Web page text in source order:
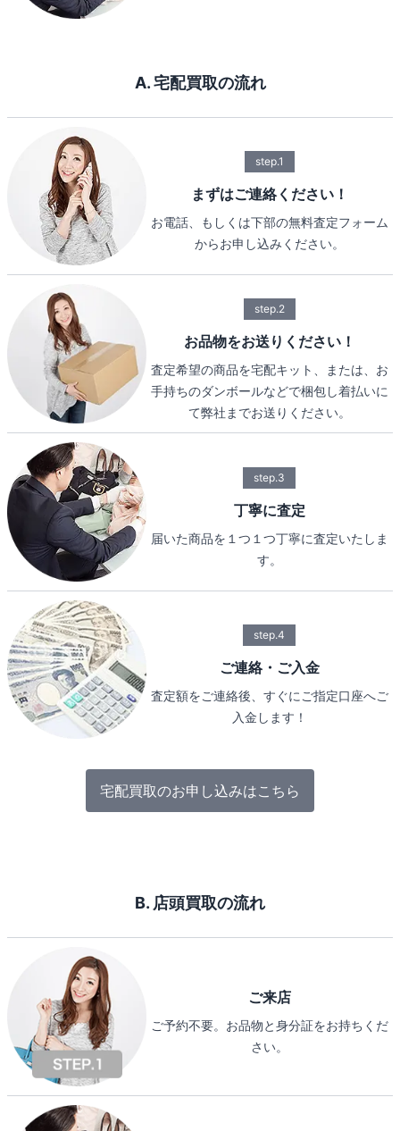
A. 宅配買取の流れ
step.1
まずはご連絡ください！
お電話、もしくは下部の無料査定フォーム
からお申し込みください。
step.2
お品物をお送りください！
査定希望の商品を宅配キット、または、お
手持ちのダンボールなどで梱包し着払いに
て弊社までお送りください。
step.3
丁寧に査定
届いた商品を１つ１つ丁寧に査定いたしま
す。
step.4
ご連絡・ご入金
査定額をご連絡後、すぐにご指定口座へご
入金します！
宅配買取のお申し込みはこちら
B. 店頭買取の流れ
ご来店
ご予約不要。お品物と身分証をお持ちくだ
さい。